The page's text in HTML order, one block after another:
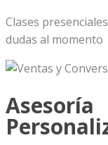
Clases
dudas al momento
Asesoría